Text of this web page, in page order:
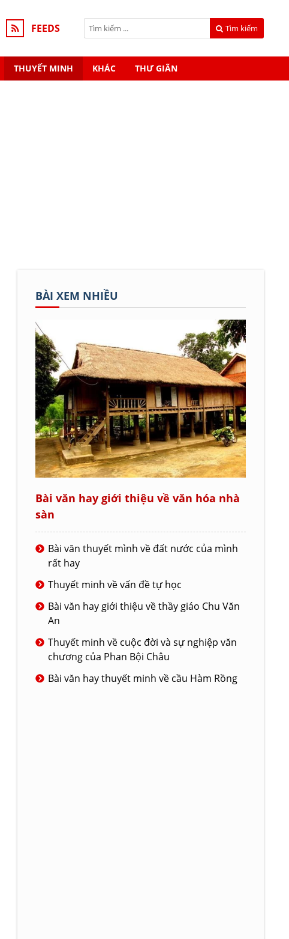
FEEDS Tìm kiếm
THUYẾT MINH KHÁC THƯ GIÃN
BÀI XEM NHIỀU
Bài văn hay giới thiệu về văn hóa nhà
sàn
Bài văn thuyết mình về đất nước của mình
rất hay
Thuyết minh về vấn đề tự học
Bài văn hay giới thiệu về thầy giáo Chu Văn
An
Thuyết minh về cuộc đời và sự nghiệp văn
chương của Phan Bội Châu
Bài văn hay thuyết minh về cầu Hàm Rồng